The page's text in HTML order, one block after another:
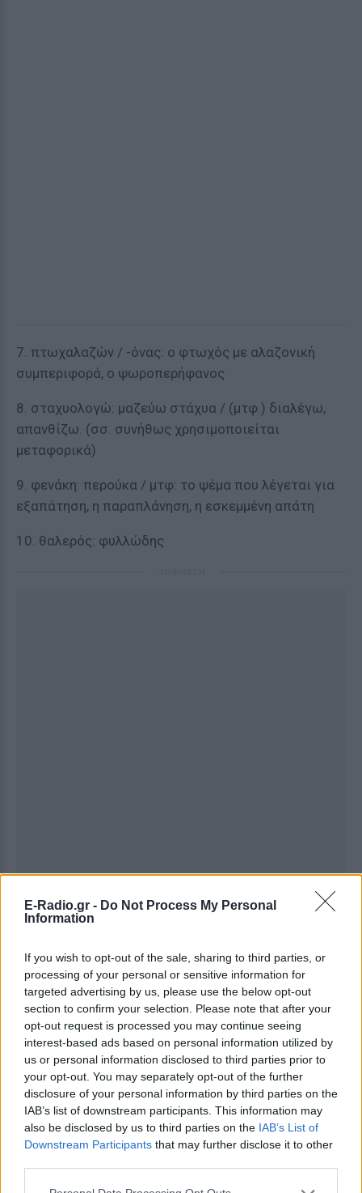
E-Radio.gr - Do Not Process My Personal
Information
If you wish to opt-out of the sale, sharing to third parties, or
processing of your personal or sensitive information for
targeted advertising by us, please use the below opt-out
section to confirm your selection. Please note that after your
opt-out request is processed you may continue seeing
interest-based ads based on personal information utilized by
us or personal information disclosed to third parties prior to
your opt-out. You may separately opt-out of the further
disclosure of your personal information by third parties on the
IAB’s list of downstream participants. This information may
also be disclosed by us to third parties on the IAB’s List of
Downstream Participants that may further disclose it to other
7. πτωχαλαζών / -όνας: ο φτωχός με αλαζονική
συμπεριφορά, ο ψωροπερήφανος
8. σταχυολογώ: μαζεύω στάχυα / (μτφ.) διαλέγω,
απανθίζω. (σσ. συνήθως χρησιμοποιείται
μεταφορικά)
9. φενάκη: περούκα / μτφ: το ψέμα που λέγεται για
εξαπάτηση, η παραπλάνηση, η εσκεμμένη απάτη
10. θαλερός: φυλλώδης
και μάθετε πρώτοι τα πιο hot νέα.
Εσύ μπήκες στο E-Daily.gr; Τα νέα της ημέρας
και ότι σου κάνει κλικ!
Ακολουθήστε το E-Radio.gr και στο Instagram
ΔΙΑΦΗΜΙΣΗ